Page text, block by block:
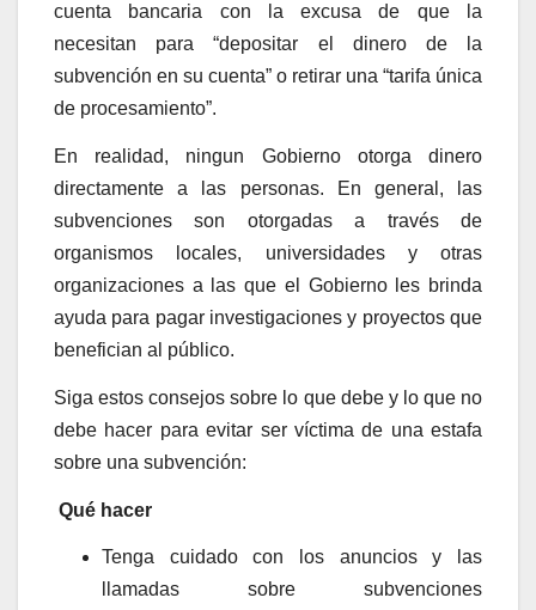
cuenta bancaria con la excusa de que la
necesitan para “depositar el dinero de la
subvención en su cuenta” o retirar una “tarifa única
de procesamiento”.
En realidad, ningun Gobierno otorga dinero
directamente a las personas. En general, las
subvenciones son otorgadas a través de
organismos locales, universidades y otras
organizaciones a las que el Gobierno les brinda
ayuda para pagar investigaciones y proyectos que
benefician al público.
Siga estos consejos sobre lo que debe y lo que no
debe hacer para evitar ser víctima de una estafa
sobre una subvención:
Qué hacer
Tenga cuidado con los anuncios y las
llamadas sobre subvenciones